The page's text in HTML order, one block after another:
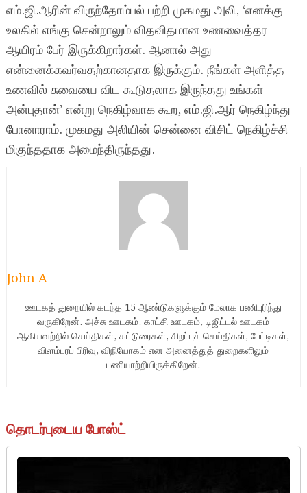
எம்.ஜி.ஆரின் விருந்தோம்பல் பற்றி முகமது அலி, ‘எனக்கு
உலகில் எங்கு சென்றாலும் விதவிதமான உணவைத்தர
ஆயிரம் பேர் இருக்கிறார்கள். ஆனால் அது
என்னைக்கவர்வதற்கானதாக இருக்கும். நீங்கள் அளித்த
உணவில் சுவையை விட கூடுதலாக இருந்தது உங்கள்
அன்புதான்’ என்று நெகிழ்வாக கூற, எம்.ஜி.ஆர் நெகிழ்ந்து
போனாராம். முகமது அலியின் சென்னை விசிட் நெகிழ்ச்சி
மிகுந்ததாக அமைந்திருந்தது.
John A
ஊடகத் துறையில் கடந்த 15 ஆண்டுகளுக்கும் மேலாக பணிபுரிந்து
வருகிறேன். அச்சு ஊடகம், காட்சி ஊடகம், டிஜிட்டல் ஊடகம்
ஆகியவற்றில் செய்திகள், கட்டுரைகள், சிறப்புச் செய்திகள், பேட்டிகள்,
விளம்பரப் பிரிவு, விநியோகம் என அனைத்துத் துறைகளிலும்
பணியாற்றியிருக்கிறேன்.
தொடர்புடைய போஸ்ட்